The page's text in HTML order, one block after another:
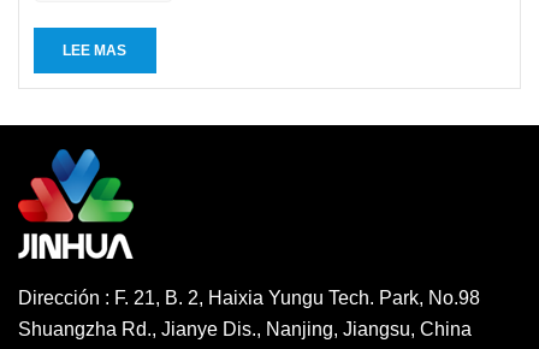
LEE MAS
Dirección : F. 21, B. 2, Haixia Yungu Tech. Park, No.98
Shuangzha Rd., Jianye Dis., Nanjing, Jiangsu, China